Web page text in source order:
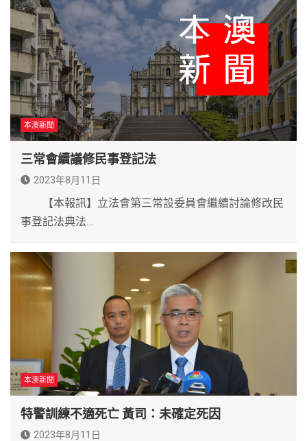
本澳新聞
三常會續議修民事登記法
2023年8月11日
【本報訊】立法會第三常設委員會繼續討論修改民
事登記法典法…
本澳新聞
特警訓練不適死亡 黃司：未確定死因
2023年8月11日